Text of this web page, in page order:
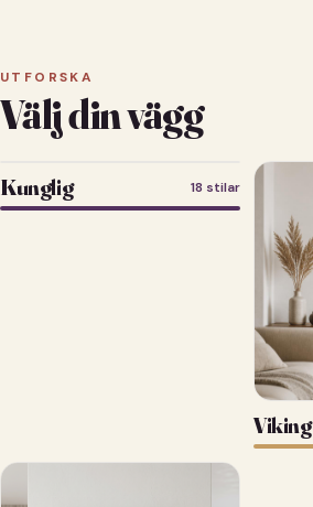
UTFORSKA
Välj din vägg
Kunglig 18 stilar
Viking